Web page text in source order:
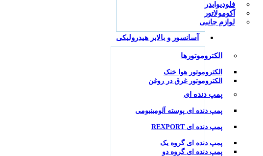
فلودیوایدر
آکومولاتور
لوازم جانبی
آسانسور و بالابر هیدرولیکی
الکتروموتورها
الکتروموتور هوا خنک
الکتروموتور غرق در روغن
پمپ دنده ای
پمپ دنده ای پوسته آلومینیومی
پمپ دنده ای REXPORT
پمپ دنده ای گروه یک
پمپ دنده ای گروه دو